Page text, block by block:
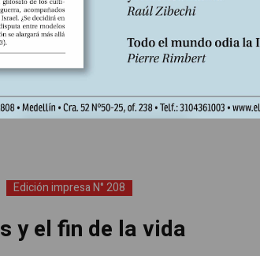
fundó –junto con Jaan Tallinn, co-
de filosofía de la física–, el Centro para el
Edición impresa N° 208
y el fin de la vida